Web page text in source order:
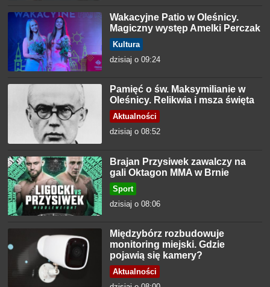
Wakacyjne Patio w Oleśnicy.
Magiczny występ Amelki Perczak
Kultura
dzisiaj o 09:24
Pamięć o św. Maksymilianie w
Oleśnicy. Relikwia i msza święta
Aktualności
dzisiaj o 08:52
Brajan Przysiwek zawalczy na
gali Oktagon MMA w Brnie
Sport
dzisiaj o 08:06
Międzybórz rozbudowuje
monitoring miejski. Gdzie
pojawią się kamery?
Aktualności